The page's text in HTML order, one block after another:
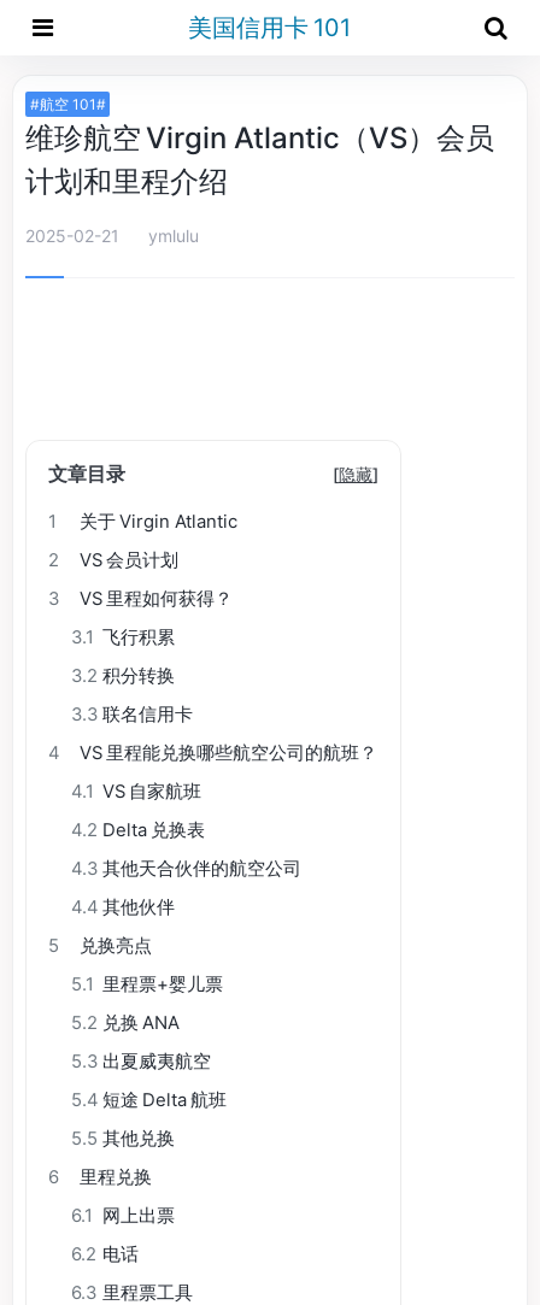
美国信用卡 101
#航空 101#
维珍航空 Virgin Atlantic（VS）会员
计划和里程介绍
2025-02-21 ymlulu
文章目录 [隐藏]
1
关于 Virgin Atlantic
2
VS 会员计划
3
VS 里程如何获得？
3.1 飞行积累
3.2 积分转换
3.3 联名信用卡
4
VS 里程能兑换哪些航空公司的航班？
4.1 VS 自家航班
4.2 Delta 兑换表
4.3 其他天合伙伴的航空公司
4.4 其他伙伴
5
兑换亮点
5.1 里程票+婴儿票
5.2 兑换 ANA
5.3 出夏威夷航空
5.4 短途 Delta 航班
5.5 其他兑换
6
里程兑换
6.1
网上出票
6.2 电话
6.3 里程票工具